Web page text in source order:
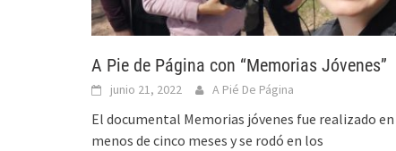
A Pie de Página con “Memorias Jóvenes”
junio 21, 2022 A Pié De Página
El documental Memorias jóvenes fue realizado en
menos de cinco meses y se rodó en los